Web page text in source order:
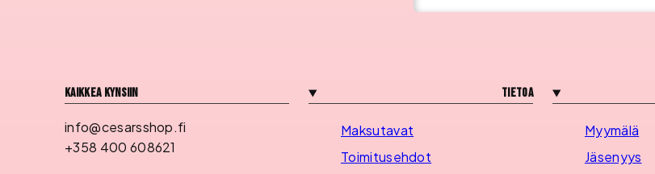
Kaikkea kynsiin
info@cesarsshop.fi
+358 400 608621
Tietoa
Maksutavat
Toimitusehdot
Myymälä
Jäsenyys